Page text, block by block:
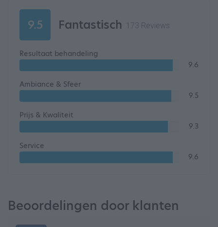
9.5 Fantastisch 173 Reviews
Resultaat behandeling
9.6
Ambiance & Sfeer
9.5
Prijs & Kwaliteit
9.3
Service
9.6
Beoordelingen door klanten